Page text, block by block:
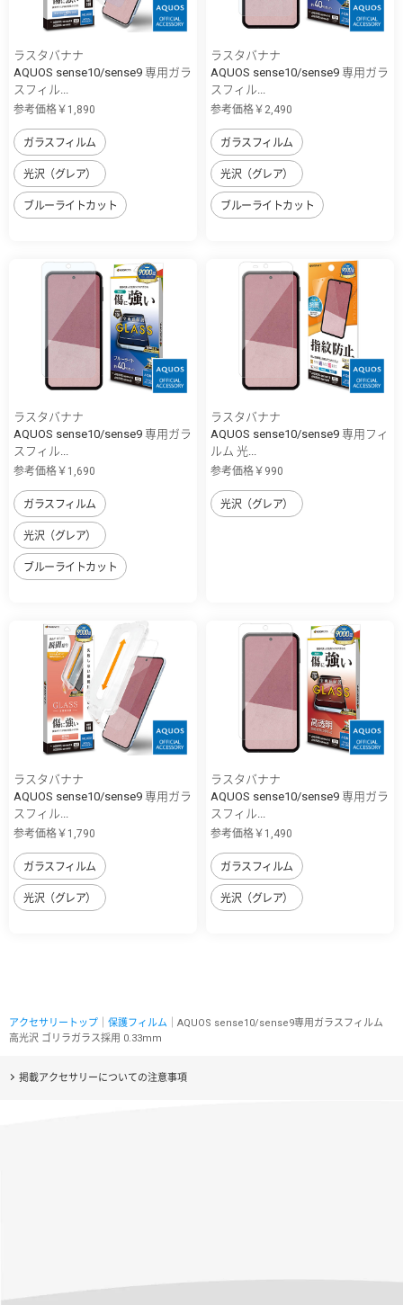
ラスタバナナ
AQUOS sense10/sense9 専用ガラ
スフィル...
参考価格￥1,890
ガラスフィルム
光沢（グレア）
ブルーライトカット
ラスタバナナ
AQUOS sense10/sense9 専用ガラ
スフィル...
参考価格￥2,490
ガラスフィルム
光沢（グレア）
ブルーライトカット
ラスタバナナ
AQUOS sense10/sense9 専用ガラ
スフィル...
参考価格￥1,690
ガラスフィルム
光沢（グレア）
ブルーライトカット
ラスタバナナ
AQUOS sense10/sense9 専用フィ
ルム 光...
参考価格￥990
光沢（グレア）
ラスタバナナ
AQUOS sense10/sense9 専用ガラ
スフィル...
参考価格￥1,790
ガラスフィルム
光沢（グレア）
ラスタバナナ
AQUOS sense10/sense9 専用ガラ
スフィル...
参考価格￥1,490
ガラスフィルム
光沢（グレア）
アクセサリートップ 保護フィルム ｜AQUOS sense10/sense9専用ガラスフィルム
高光沢 ゴリラガラス採用 0.33mm
掲載アクセサリーについての注意事項